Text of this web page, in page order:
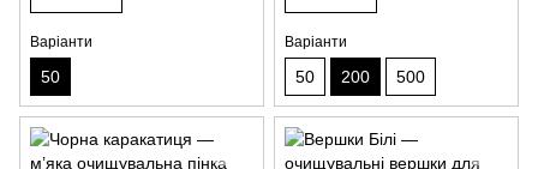
Варіанти
50
Варіанти
50 200 500